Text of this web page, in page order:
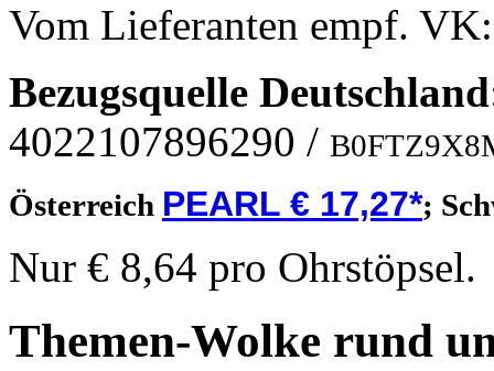
Vom Lieferanten empf.
Bezugsquelle Deutschland
4022107896290 /
Österreich PEARL € 17,27*;
Nur € 8,64 pro Ohrstöpsel.
Themen-Wolke rund